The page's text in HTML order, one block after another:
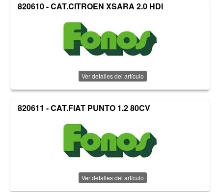
820610 - CAT.CITROEN XSARA 2.0 HDI
Ver detalles del artículo
820611 - CAT.FIAT PUNTO 1.2 80CV
Ver detalles del artículo